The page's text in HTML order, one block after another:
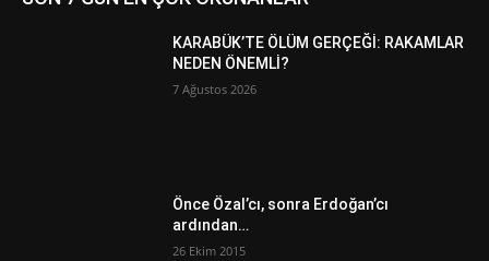
KARABÜK’TE ÖLÜM GERÇEĞİ: RAKAMLAR
NEDEN ÖNEMLİ?
7 Ağustos 2026
Önce Özal’cı, sonra Erdoğan’cı
ardından…
26 Ekim 2015